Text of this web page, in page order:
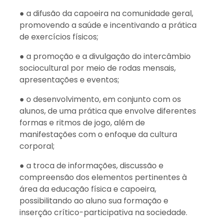
● a difusão da capoeira na comunidade geral,
promovendo a saúde e incentivando a prática
de exercícios físicos;
● a promoção e a divulgação do intercâmbio
sociocultural por meio de rodas mensais,
apresentações e eventos;
● o desenvolvimento, em conjunto com os
alunos, de uma prática que envolve diferentes
formas e ritmos de jogo, além de
manifestações com o enfoque da cultura
corporal;
● a troca de informações, discussão e
compreensão dos elementos pertinentes à
área da educação física e capoeira,
possibilitando ao aluno sua formação e
inserção crítico-participativa na sociedade.